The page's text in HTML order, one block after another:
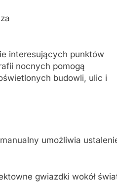
interesujących punktów
nocnych pomogą
budowli, ulic i
umożliwia
gwiazdki wokół